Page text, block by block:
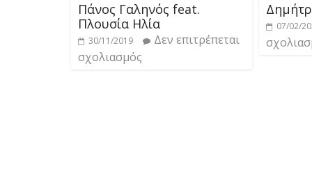
Πάνος Γαληνός feat.
Πλουσία Ηλία
30/11/2019
Δεν επιτρέπεται
σχολιασμός
07/02/